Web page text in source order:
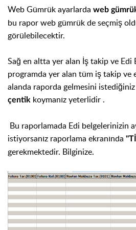
Web Gümrük ayarlarda web
bu rapor web gümrük de seçmiş
görülebilecektir.
Sağ en altta yer alan İş takip ve Edi
programda yer alan tüm iş takip ve
alanda raporda gelmesini
çentik koymanız yeterlidir .
Bu raporlamada Edi belgelerinizin
istiyorsanız raporlama ekranında
gerekmektedir. Bilginize.